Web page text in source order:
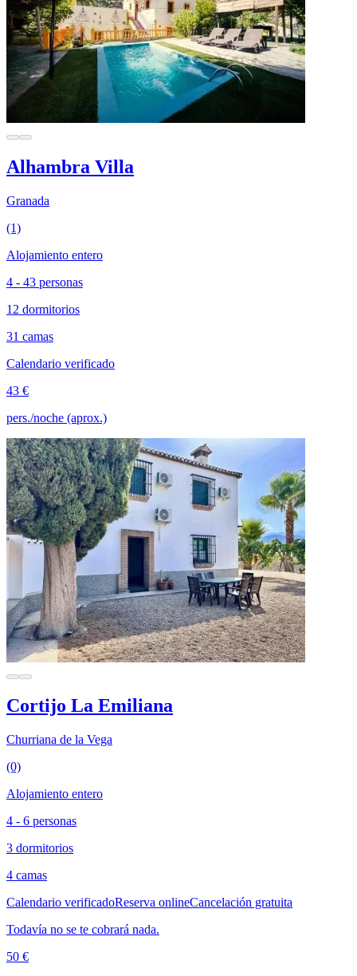
Alhambra Villa
Granada
(1)
Alojamiento entero
4 - 43 personas
12 dormitorios
31 camas
Calendario verificado
43 €
pers./noche (aprox.)
Cortijo La Emiliana
Churriana de la Vega
(0)
Alojamiento entero
4 - 6 personas
3 dormitorios
4 camas
Calendario verificadoReserva onlineCancelación gratuita
Todavía no se te cobrará nada.
50 €